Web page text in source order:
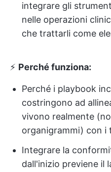
integrare gli
nelle operazioni
che trattarli come
⚡️ Perché funziona:
Perché i playbook
costringono ad
vivono realmente
organigrammi) con i
Integrare la
dall'inizio previene il